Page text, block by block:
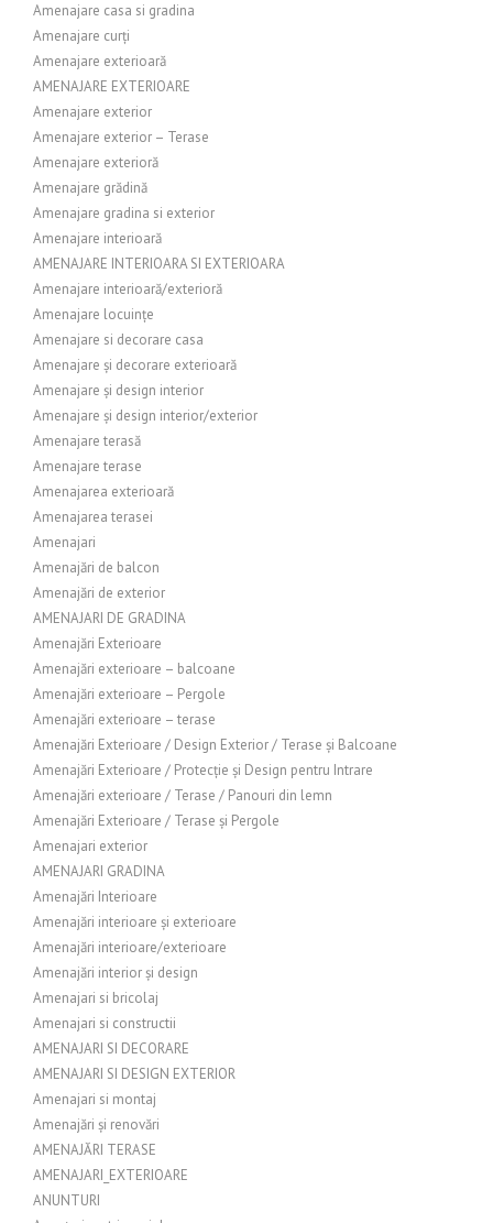
Amenajare casa si gradina
Amenajare curți
Amenajare exterioară
AMENAJARE EXTERIOARE
Amenajare exterior
Amenajare exterior – Terase
Amenajare exterioră
Amenajare grădină
Amenajare gradina si exterior
Amenajare interioară
AMENAJARE INTERIOARA SI EXTERIOARA
Amenajare interioară/exterioră
Amenajare locuințe
Amenajare si decorare casa
Amenajare și decorare exterioară
Amenajare și design interior
Amenajare și design interior/exterior
Amenajare terasă
Amenajare terase
Amenajarea exterioară
Amenajarea terasei
Amenajari
Amenajări de balcon
Amenajări de exterior
AMENAJARI DE GRADINA
Amenajări Exterioare
Amenajări exterioare – balcoane
Amenajări exterioare – Pergole
Amenajări exterioare – terase
Amenajări Exterioare / Design Exterior / Terase și Balcoane
Amenajări Exterioare / Protecție și Design pentru Intrare
Amenajări exterioare / Terase / Panouri din lemn
Amenajări Exterioare / Terase și Pergole
Amenajari exterior
AMENAJARI GRADINA
Amenajări Interioare
Amenajări interioare și exterioare
Amenajări interioare/exterioare
Amenajări interior și design
Amenajari si bricolaj
Amenajari si constructii
AMENAJARI SI DECORARE
AMENAJARI SI DESIGN EXTERIOR
Amenajari si montaj
Amenajări și renovări
AMENAJĂRI TERASE
AMENAJARI_EXTERIOARE
ANUNTURI